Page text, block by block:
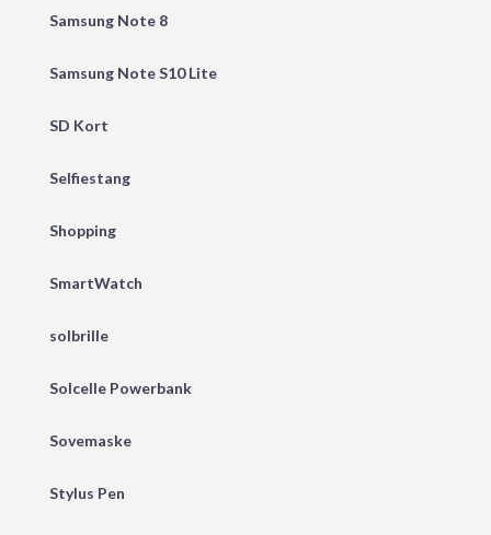
Samsung Note 8
Samsung Note S10 Lite
SD Kort
Selfiestang
Shopping
SmartWatch
solbrille
Solcelle Powerbank
Sovemaske
Stylus Pen